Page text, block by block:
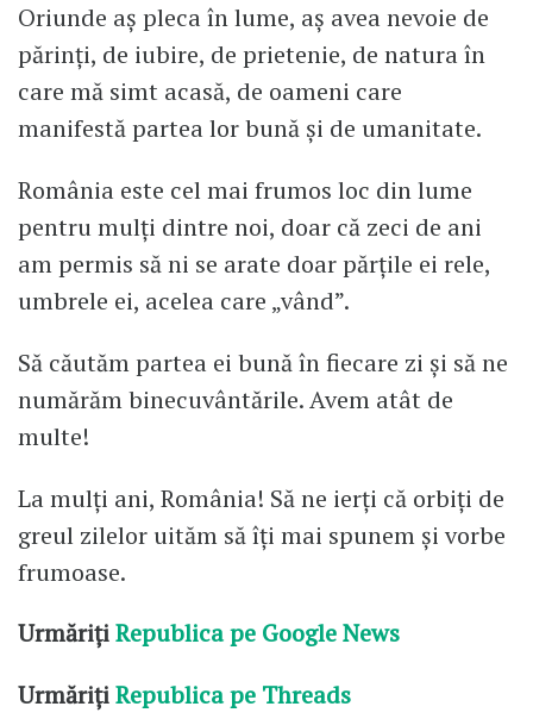
Oriunde aș pleca în lume, aș avea nevoie de
părinți, de iubire, de prietenie, de natura în
care mă simt acasă, de oameni care
manifestă partea lor bună și de umanitate.
România este cel mai frumos loc din lume
pentru mulți dintre noi, doar că zeci de ani
am permis să ni se arate doar părțile ei rele,
umbrele ei, acelea care „vând”.
Să căutăm partea ei bună în fiecare zi și să ne
numărăm binecuvântările. Avem atât de
multe!
La mulți ani, România! Să ne ierți că orbiți de
greul zilelor uităm să îți mai spunem și vorbe
frumoase.
UrmărițiRepublica pe Google News
UrmărițiRepublica pe Threads